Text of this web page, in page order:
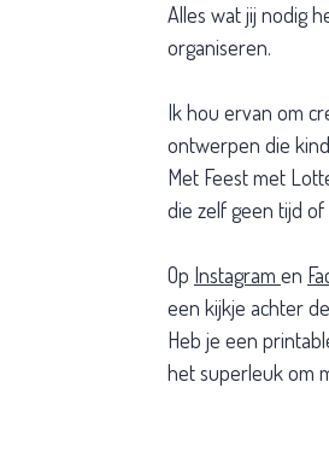
Alles wat jij nodig
organiseren.
Ik hou ervan om
ontwerpen die
Met Feest met
die zelf geen tijd
Op Instagram en
een kijkje achter
Heb je een
het superleuk om